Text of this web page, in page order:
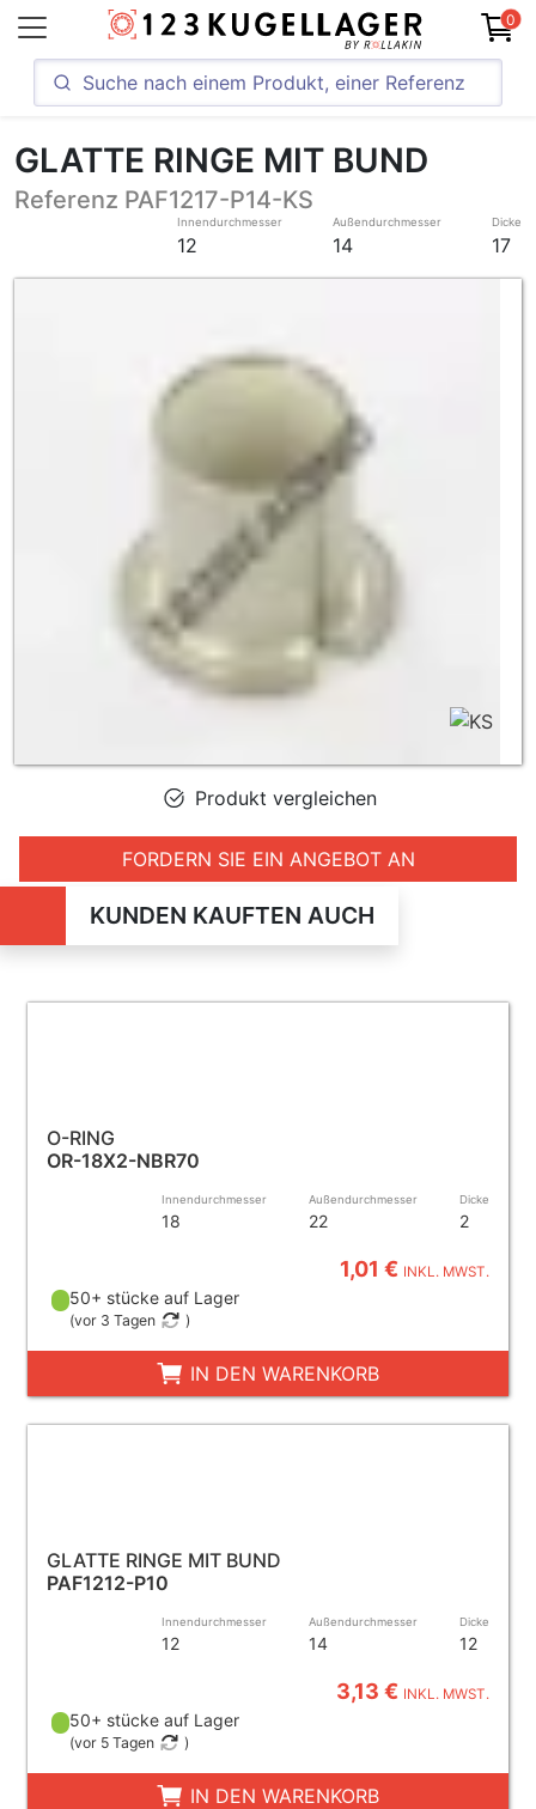
0
GLATTE RINGE MIT BUND
Referenz PAF1217-P14-KS
Innendurchmesser
12
Außendurchmesser
14
Dicke
17
Produkt vergleichen
FORDERN SIE EIN ANGEBOT AN
KUNDEN KAUFTEN AUCH
O-RING
OR-18X2-NBR70
Innendurchmesser
18
Außendurchmesser
22
Dicke
2
1,01 € INKL. MWST.
50+ stücke auf Lager
(vor 3 Tagen )
IN DEN WARENKORB
GLATTE RINGE MIT BUND
PAF1212-P10
Innendurchmesser
12
Außendurchmesser
14
Dicke
12
3,13 € INKL. MWST.
50+ stücke auf Lager
(vor 5 Tagen )
IN DEN WARENKORB